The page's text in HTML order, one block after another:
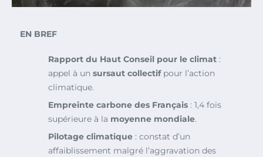
EN BREF
Rapport du Haut Conseil pour le climat :
appel à un sursaut collectifpour l’action
climatique.
Empreinte carbone des Français : 1,4 fois
supérieure à la moyenne mondiale.
Pilotage climatique : constat d’un
affaiblissement malgré l’aggravation des